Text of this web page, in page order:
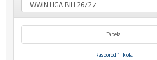
Tabela
Raspored 1. kola